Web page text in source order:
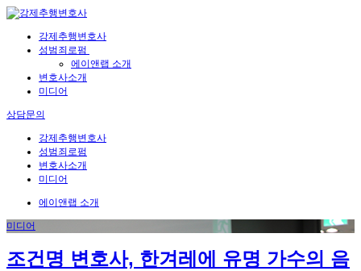
강제추행변호사
성범죄로펌
에이앤랩 소개
변호사소개
미디어
상담문의
강제추행변호사
성범죄로펌
변호사소개
미디어
에이앤랩 소개
미디어
조건명 변호사, 한겨레에 유명 가수의 음